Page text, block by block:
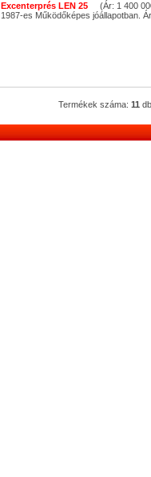
Excenterprés LEN 25
(Ár: 1 400
1987-es Működőképes jóállapotban.
Termékek száma: 11 db